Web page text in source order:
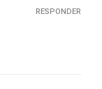
RESPONDER